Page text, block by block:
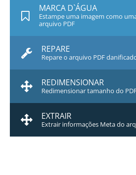
MARCA D`ÁGUA
Estampe uma imagem como
arquivo PDF
REPARE
Repare o arquivo PDF
REDIMENSIONAR
Redimensionar tamanho do
EXTRAIR
Extrair informações Meta do